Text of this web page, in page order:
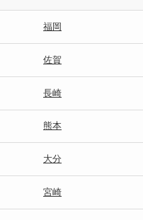
福岡
佐賀
長崎
熊本
大分
宮崎